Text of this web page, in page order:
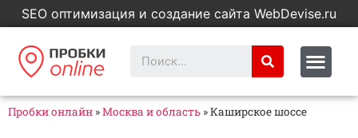
SEO оптимизация и создание сайта WebDevise.ru
Пробки онлайн »Москва и область »Каширское шоссе